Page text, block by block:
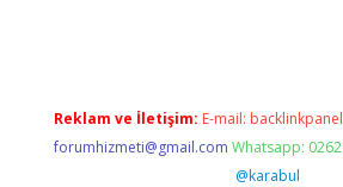
Reklam ve İletişim: E-mail:
forumhizmeti@gmail.com Whatsapp:
@karabul